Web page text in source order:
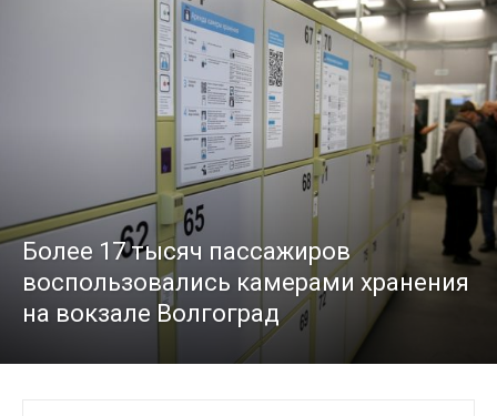
Более 17 тысяч пассажиров
воспользовались камерами хранения
на вокзале Волгоград